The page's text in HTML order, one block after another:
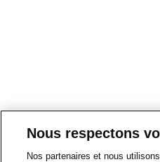
Nous respectons
Nos partenaires et nous